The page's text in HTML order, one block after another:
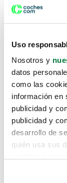
Uso
Nosotros y
datos
como las
información en
publicidad y
publicidad y
desarrollo de
quién usa sus
Lo
te
Pero
buscando